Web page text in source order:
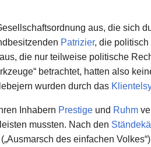
aus, die sich
Patrizier, die politisch
aus, die nur teilweise politische
betrachtet, hatten also
wurden durch das
Inhabern Prestige und Ruhm
mussten. Nach den
(„Ausmarsch des einfachen